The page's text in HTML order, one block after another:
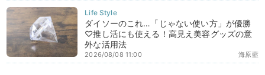
ダイソーのこれ…「じゃない使い方」が優勝
♡推し活にも使える！高見え美容グッズの意
外な活用法
海原藍
2026/08/08 11:00